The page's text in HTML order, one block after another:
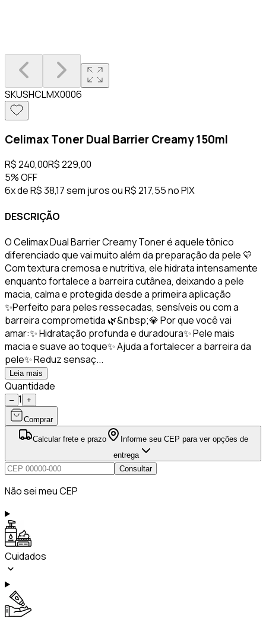
SKUSHCLMX0006
Celimax Toner Dual Barrier Creamy 150ml
R$ 240,00R$ 229,00
5%OFF
6x de R$ 38,17 sem jurosouR$ 217,55no PIX
DESCRIÇÃO
O Celimax Dual Barrier Creamy Toner é aquele tônico
diferenciado que vai muito além da preparação da pele 💛
Com textura cremosa e nutritiva, ele hidrata intensamente
enquanto fortalece a barreira cutânea, deixando a pele
macia, calma e protegida desde a primeira aplicação
✨Perfeito para peles ressecadas, sensíveis ou com a
barreira comprometida 🌿&nbsp;💎 Por que você vai
amar:✨ Hidratação profunda e duradoura✨ Pele mais
macia e suave ao toque✨ Ajuda a fortalecer a barreira da
pele✨ Reduz sensaç...
Leia mais
Quantidade
– 1 +
Comprar
Calcular frete e prazo
Informe seu CEP para ver opções de
entrega
Consultar
Não sei meu CEP
Cuidados